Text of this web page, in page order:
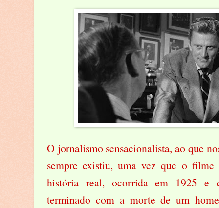
O jornalismo sensacionalista, ao que
sempre existiu, uma vez que o filme
história real, ocorrida em 1925 e
terminado com a morte de um